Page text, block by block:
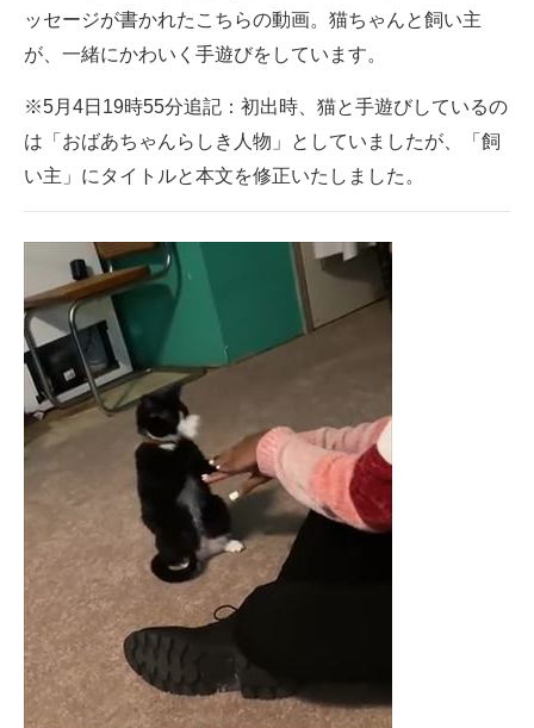
ITエンジニア向け専門サイト
企業向けIT製品の総合サイト
IT製品の技術・比較・事例
製造業のIT導入・活用を支援
モノづくり技術者専門サイト
エレクトロニクス専門サイト
電子設計の基本と応用
エネルギーの専門メディア
建設×テクノロジーの最前線
ちょっと気になるネットの話題
ッセージが書かれたこちらの動画。猫ちゃんと飼い主
が、一緒にかわいく手遊びをしています。
※5月4日19時55分追記：初出時、猫と手遊びしているの
は「おばあちゃんらしき人物」としていましたが、「飼
い主」にタイトルと本文を修正いたしました。